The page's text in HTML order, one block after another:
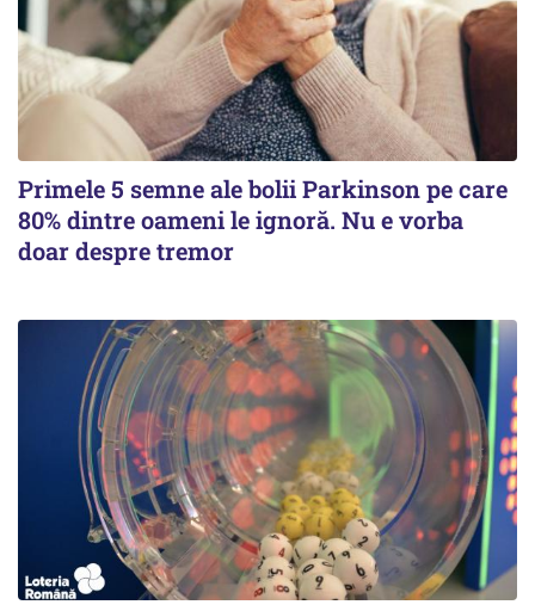
Primele 5 semne ale bolii Parkinson pe care
80% dintre oameni le ignoră. Nu e vorba
doar despre tremor